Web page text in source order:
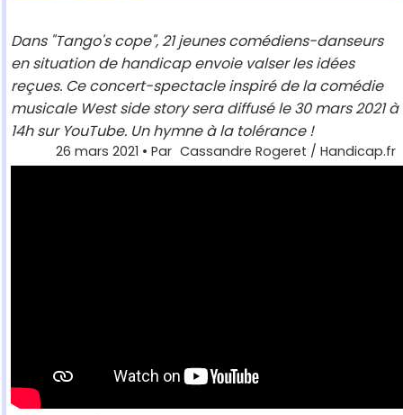
Dans "Tango's cope", 21 jeunes comédiens-danseurs
en situation de handicap envoie valser les idées
reçues. Ce concert-spectacle inspiré de la comédie
musicale West side story sera diffusé le 30 mars 2021 à
14h sur YouTube. Un hymne à la tolérance !
26 mars 2021 • Par Cassandre Rogeret / Handicap.fr